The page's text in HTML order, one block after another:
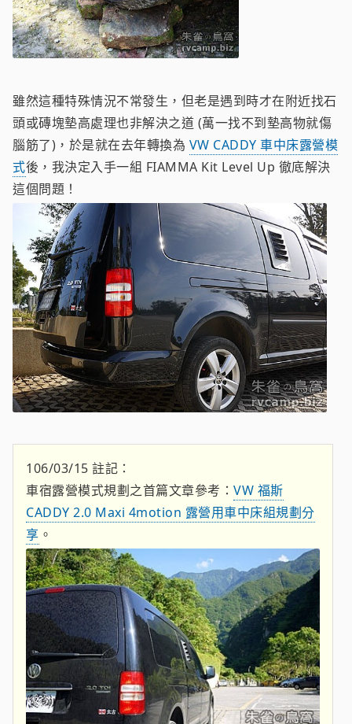
雖然這種特殊情況不常發生，但老是遇到時才在附近找石
頭或磚塊墊高處理也非解決之道 (萬一找不到墊高物就傷
腦筋了)，於是就在去年轉換為 VW CADDY 車中床露營模
式後，我決定入手一組 FIAMMA Kit Level Up 徹底解決
這個問題！
106/03/15 註記：
車宿露營模式規劃之首篇文章參考： VW 福斯
CADDY 2.0 Maxi 4motion 露營用車中床組規劃分
享 。